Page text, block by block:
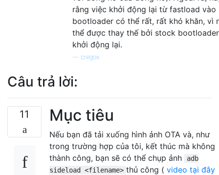
rằng việc khởi động lại từ fastload vào
bootloader có thể rất, rất khó khăn, vì
thể được thay thế bởi stock
khởi động lại.
cregox
Câu trả lời:
11 Mục tiêu
Nếu bạn đã tải xuống hình ảnh OTA và, như
trong trường hợp của tôi, kết thúc mà không
thành công, bạn sẽ có thể chụp ảnh
adb
sideload <filename> thủ công ( video tại đây